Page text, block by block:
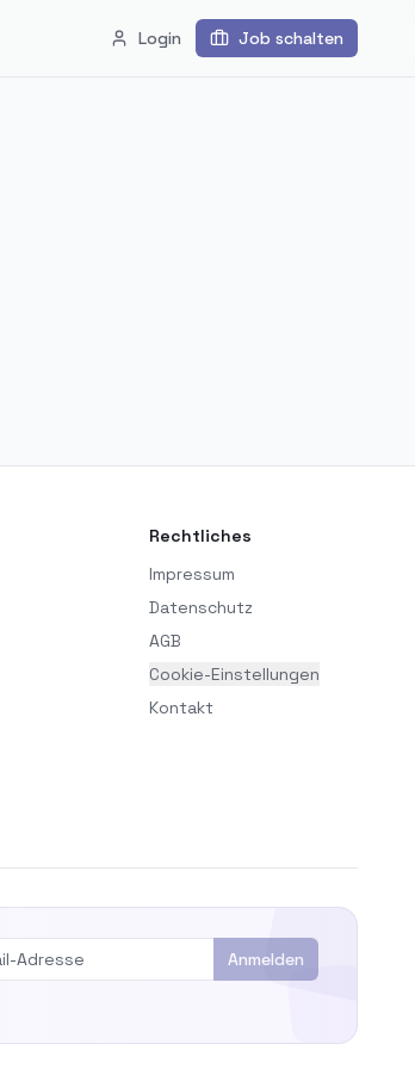
Login Job schalten
Rechtliches
Impressum
Datenschutz
AGB
Cookie-Einstellungen
Kontakt
Anmelden